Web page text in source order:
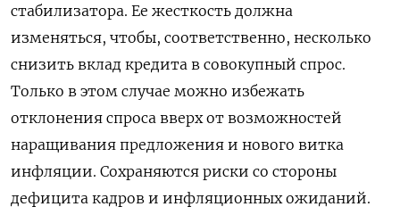
стабилизатора. Ее жесткость должна
изменяться, чтобы, соответственно, несколько
снизить вклад кредита в совокупный спрос.
Только в этом случае можно избежать
отклонения спроса вверх от возможностей
наращивания предложения и нового витка
инфляции. Сохраняются риски со стороны
дефицита кадров и инфляционных ожиданий.